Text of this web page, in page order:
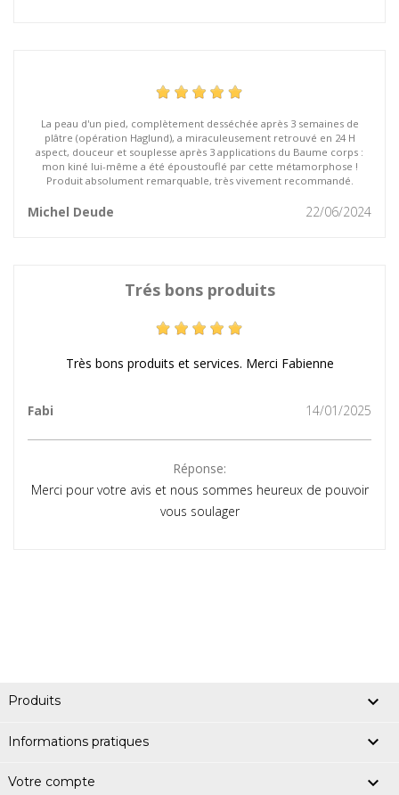
La peau d'un pied, complètement desséchée après 3 semaines de
plâtre (opération Haglund), a miraculeusement retrouvé en 24 H
aspect, douceur et souplesse après 3 applications du Baume corps :
mon kiné lui-même a été époustouflé par cette métamorphose !
Produit absolument remarquable, très vivement recommandé.
Michel Deude 22/06/2024
Trés bons produits
Très bons produits et services. Merci Fabienne
Fabi 14/01/2025
Réponse:
Merci pour votre avis et nous sommes heureux de pouvoir
vous soulager
Produits 
Informations pratiques 
Votre compte 